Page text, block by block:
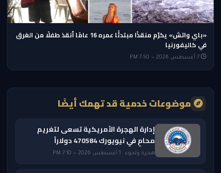
«باي واتش» يكرّم منقذًا مبتدئًا عمره 16 عامًا أنقذ طفلًا من الغرق
في كاليفورنيا
موضوعات خدمية قد تهمك أيضًا
إدارة الهجرة الأمريكية تسعى لتغريم
محامٍ في نيويورك 470584 دولاراً
هجرة ولجوء · 1 أغسطس 2026 — 7:10 PM